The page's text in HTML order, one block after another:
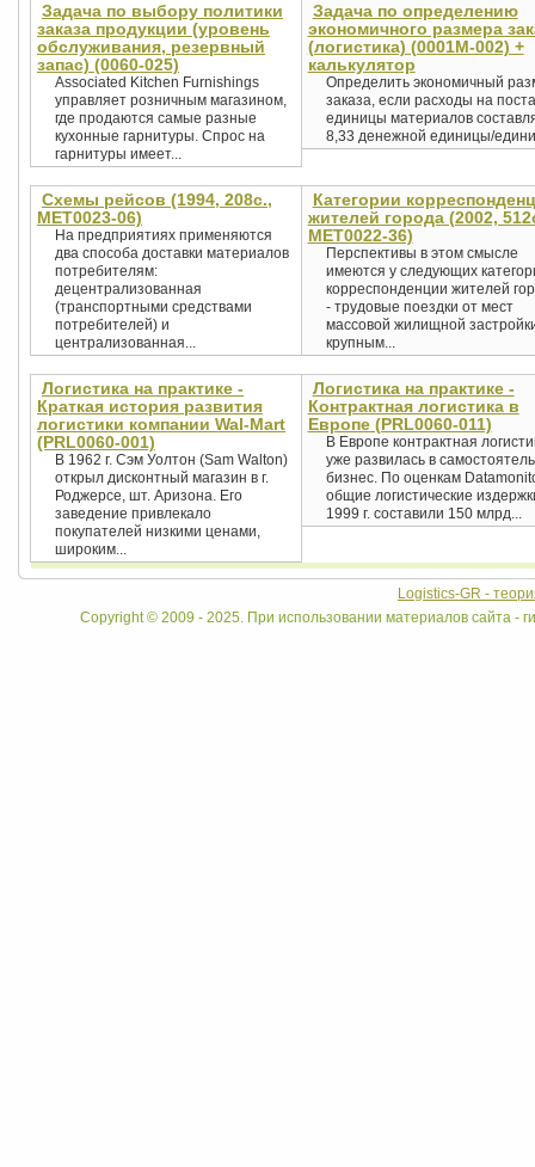
Задача по выбору политики
заказа продукции (уровень
обслуживания, резервный
запас) (0060-025)
Associated Kitchen Furnishings
управляет розничным магазином,
где продаются самые разные
кухонные гарнитуры. Спрос на
гарнитуры имеет...
Задача по определению
экономичного размера
(логистика) (0001М-002) +
калькулятор
Определить экономичный
заказа, если расходы на
единицы материалов
8,33 денежной единицы/
Схемы рейсов (1994, 208с.,
MET0023-06)
На предприятиях применяются
два способа доставки материалов
потребителям:
децентрализованная
(транспортными средствами
потребителей) и
централизованная...
Категории
жителей города (2002,
MET0022-36)
Перспективы в этом смысле
имеются у следующих
корреспонденции жителей
- трудовые поездки от мест
массовой жилищной
крупным...
Логистика на практике -
Краткая история развития
логистики компании Wal-Mart
(PRL0060-001)
В 1962 г. Сэм Уолтон (Sam Walton)
открыл дисконтный магазин в г.
Роджерсе, шт. Аризона. Его
заведение привлекало
покупателей низкими ценами,
широким...
Логистика на практике -
Контрактная логистика в
Европе (PRL0060-011)
В Европе контрактная
уже развилась в
бизнес. По оценкам
общие логистические
1999 г. составили 150 млрд...
Logistics-GR -
Copyright © 2009 - 2025. При использовании материалов сайта -